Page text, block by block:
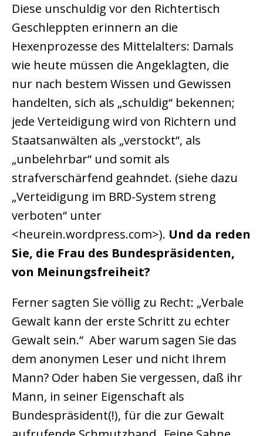
Diese unschuldig vor den Richtertisch
Geschleppten erinnern an die
Hexenprozesse des Mittelalters: Damals
wie heute müssen die Angeklagten, die
nur nach bestem Wissen und Gewissen
handelten, sich als „schuldig“ bekennen;
jede Verteidigung wird von Richtern und
Staatsanwälten als „verstockt“, als
„unbelehrbar“ und somit als
strafverschärfend geahndet. (siehe dazu
„Verteidigung im BRD-System streng
verboten“ unter
<heurein.wordpress.com>). Und da reden
Sie, die Frau des Bundespräsidenten,
von Meinungsfreiheit?
Ferner sagten Sie völlig zu Recht: „Verbale
Gewalt kann der erste Schritt zu echter
Gewalt sein.“ Aber warum sagen Sie das
dem anonymen Leser und nicht Ihrem
Mann? Oder haben Sie vergessen, daß ihr
Mann, in seiner Eigenschaft als
Bundespräsident(!), für die zur Gewalt